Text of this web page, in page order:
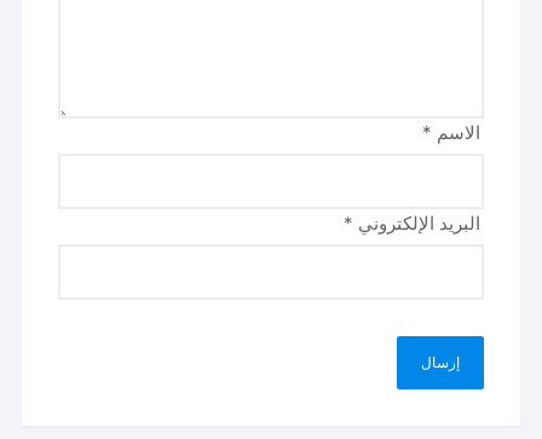
الاسم *
البريد الإلكتروني *